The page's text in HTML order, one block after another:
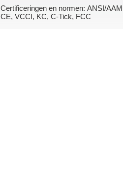
Certificeringen en normen: ANSI/
CE, VCCI, KC, C-Tick, FCC